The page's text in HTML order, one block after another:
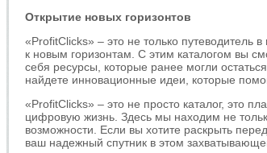
Открытие новых горизонтов
«ProfitClicks» – это не только путеводитель
к новым горизонтам. С этим каталогом вы
себя ресурсы, которые ранее могли
найдете инновационные идеи, которые
«ProfitClicks» – это не просто каталог, это
цифровую жизнь. Здесь мы находим не
возможности. Если вы хотите раскрыть
ваш надежный спутник в этом